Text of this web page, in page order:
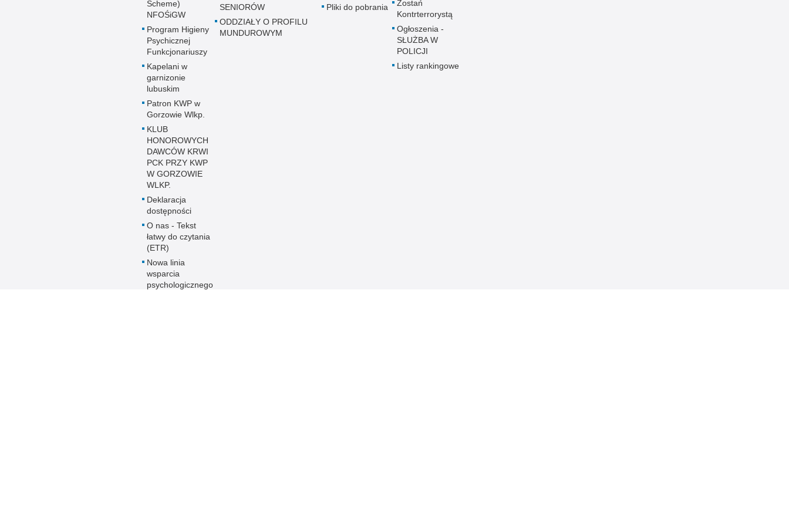
Scheme)
NFOŚiGW
Program Higieny
Psychicznej
Funkcjonariuszy
Kapelani w
garnizonie
lubuskim
Patron KWP w
Gorzowie Wlkp.
KLUB
HONOROWYCH
DAWCÓW KRWI
PCK PRZY KWP
W GORZOWIE
WLKP.
Deklaracja
dostępności
O nas - Tekst
łatwy do czytania
(ETR)
Nowa linia
wsparcia
psychologicznego
SENIORÓW
ODDZIAŁY O PROFILU
MUNDUROWYM
Pliki do pobrania
Zostań
Kontrterrorystą
Ogłoszenia -
SŁUŻBA W
POLICJI
Listy rankingowe